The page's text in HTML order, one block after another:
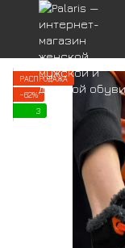
РАСПРОДАЖА
−62%
3